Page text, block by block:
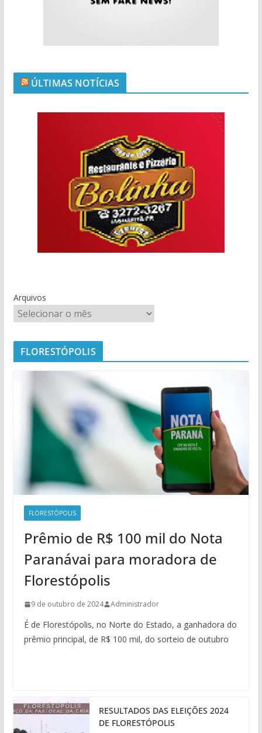
ÚLTIMAS NOTÍCIAS
Arquivos
FLORESTÓPOLIS
FLORESTÓPOLIS
Prêmio de R$ 100 mil do Nota
Paranávai para moradora de
Florestópolis
9 de outubro de 2024 Administrador
É de Florestópolis, no Norte do Estado, a ganhadora do
prêmio principal, de R$ 100 mil, do sorteio de outubro
RESULTADOS DAS ELEIÇÕES 2024
DE FLORESTÓPOLIS